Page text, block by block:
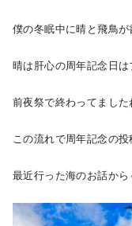
僕の冬眠中に晴と飛鳥
晴は肝心の周年記念日は
前夜祭で終わってました
この流れで周年記念の
最近行った海のお話から